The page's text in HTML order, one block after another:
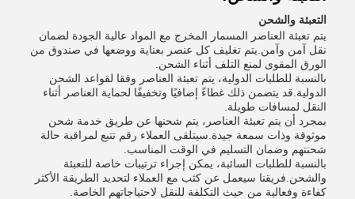
التعبئة والشحن
يتم تعبئة العناصر المسمار المخرج مع المواد عالية الجودة لضمان
نقل آمن وآمن.يتم تغليف كل عنصر بعناية ووضعها في صندوق من
الورق المقوى لمنع التلف أثناء الشحن.
بالنسبة للطلبات الدولية، يتم تعبئة العناصر وفقا لقواعد الشحن
الدولية.قد يتضمن ذلك غطاءً إضافيًا وتخفيفًا لحماية العناصر أثناء
النقل لمسافات طويلة.
بمجرد أن يتم تعبئة العناصر، يتم شحنها عن طريق خدمة شحن
موثوقة وذات سمعة جيدة.سيتلقى العملاء رقم تتبع لمراقبة حالة
شحنتهم وضمان التسليم في الوقت المناسب.
بالنسبة للطلبات السائبة، يمكن إجراء ترتيبات خاصة للتعبئة
والشحن.فريقنا سيعمل عن كثب مع العملاء لتحديد الطريقة الأكثر
كفاءة وفعالية من حيث التكلفة للنقل لاحتياجاتهم الخاصة.